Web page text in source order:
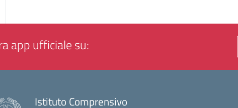
app ufficiale su:
Istituto Comprensivo